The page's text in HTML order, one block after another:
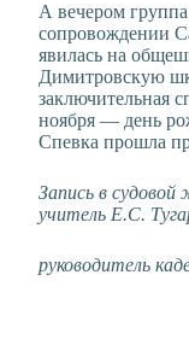
А вечером
сопровождении
явилась на
Димитровскую
заключительная
ноября — день
Спевка прошла
Запись в судовой
учитель Е.С.
руководитель